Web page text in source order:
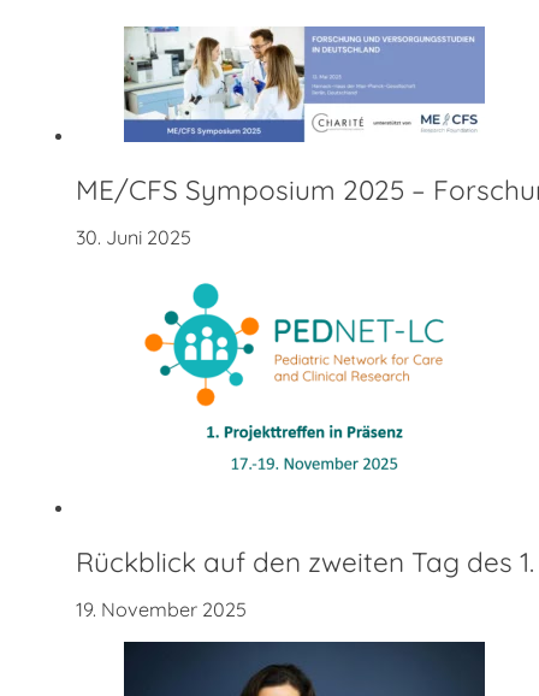
ME/CFS Symposium 2025 –
30. Juni 2025
Rückblick auf den zweiten Tag des
19. November 2025